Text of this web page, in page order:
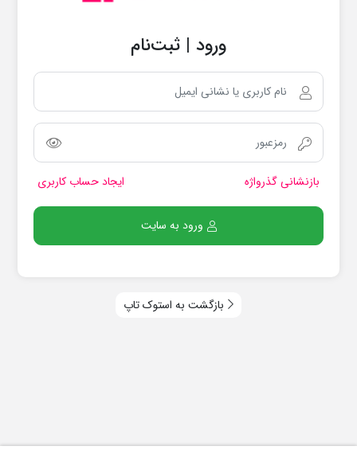
ورود | ثبت‌نام
بازنشانی گذرواژه ایجاد حساب کاربری
ورود به سایت
بازگشت به استوک تاپ